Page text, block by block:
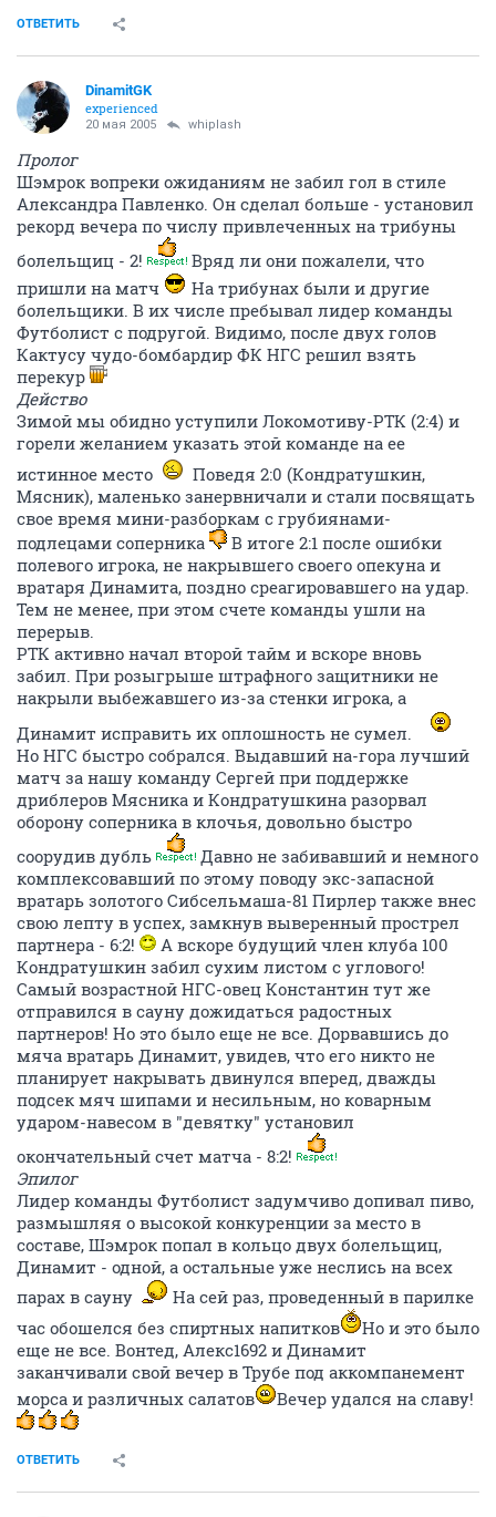
ОТВЕТИТЬ
DinamitGK
experienced
20 мая 2005 whiplash
Пролог
Шэмрок вопреки ожиданиям не забил гол в стиле
Александра Павленко. Он сделал больше - установил
рекорд вечера по числу привлеченных на трибуны
болельщиц - 2!
Вряд ли они пожалели, что
пришли на матч
На трибунах были и другие
болельщики. В их числе пребывал лидер команды
Футболист с подругой. Видимо, после двух голов
Кактусу чудо-бомбардир ФК НГС решил взять
перекур
Действо
Зимой мы обидно уступили Локомотиву-РТК (2:4) и
горели желанием указать этой команде на ее
истинное место
Поведя 2:0 (Кондратушкин,
Мясник), маленько занервничали и стали посвящать
свое время мини-разборкам с грубиянами-
подлецами соперника
В итоге 2:1 после ошибки
полевого игрока, не накрывшего своего опекуна и
вратаря Динамита, поздно среагировавшего на удар.
Тем не менее, при этом счете команды ушли на
перерыв.
РТК активно начал второй тайм и вскоре вновь
забил. При розыгрыше штрафного защитники не
накрыли выбежавшего из-за стенки игрока, а
Динамит исправить их оплошность не сумел.
Но НГС быстро собрался. Выдавший на-гора лучший
матч за нашу команду Сергей при поддержке
дриблеров Мясника и Кондратушкина разорвал
оборону соперника в клочья, довольно быстро
соорудив дубль
Давно не забивавший и немного
комплексовавший по этому поводу экс-запасной
вратарь золотого Сибсельмаша-81 Пирлер также внес
свою лепту в успех, замкнув выверенный прострел
партнера - 6:2!
А вскоре будущий член клуба 100
Кондратушкин забил сухим листом с углового!
Самый возрастной НГС-овец Константин тут же
отправился в сауну дожидаться радостных
партнеров! Но это было еще не все. Дорвавшись до
мяча вратарь Динамит, увидев, что его никто не
планирует накрывать двинулся вперед, дважды
подсек мяч шипами и несильным, но коварным
ударом-навесом в "девятку" установил
окончательный счет матча - 8:2!
Эпилог
Лидер команды Футболист задумчиво допивал пиво,
размышляя о высокой конкуренции за место в
составе, Шэмрок попал в кольцо двух болельщиц,
Динамит - одной, а остальные уже неслись на всех
парах в сауну
На сей раз, проведенный в парилке
час обошелся без спиртных напитков
Но и это было
еще не все. Вонтед, Алекс1692 и Динамит
заканчивали свой вечер в Трубе под аккомпанемент
морса и различных салатов
Вечер удался на славу!
ОТВЕТИТЬ